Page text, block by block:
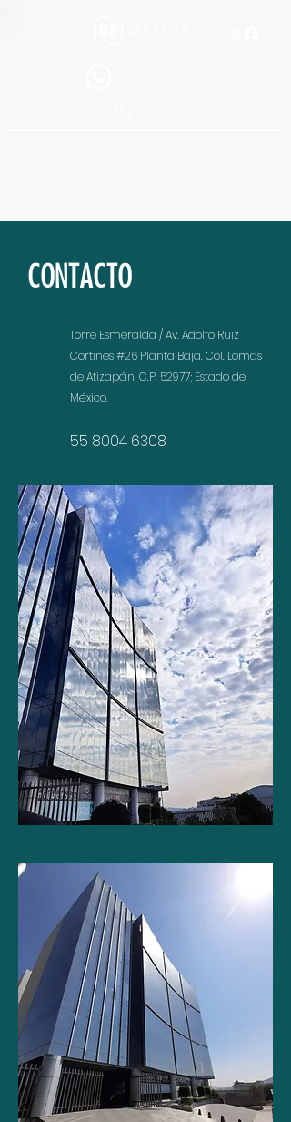
CONTACTO
Torre Esmeralda / Av. Adolfo Ruiz
Cortines #26 Planta Baja. Col. Lomas
de Atizapán, C.P. 52977; Estado de
México.
55 8004 6308